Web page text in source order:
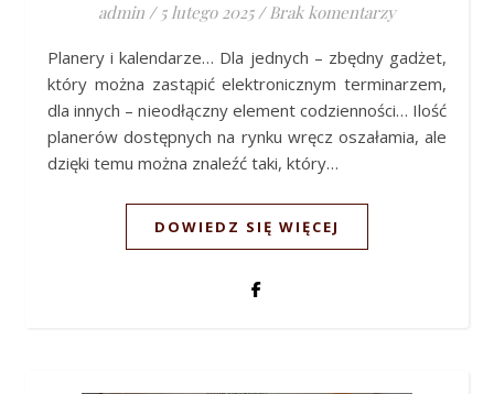
admin / 5 lutego 2025 / Brak komentarzy
Planery i kalendarze… Dla jednych – zbędny gadżet,
który można zastąpić elektronicznym terminarzem,
dla innych – nieodłączny element codzienności… Ilość
planerów dostępnych na rynku wręcz oszałamia, ale
dzięki temu można znaleźć taki, który…
DOWIEDZ SIĘ WIĘCEJ